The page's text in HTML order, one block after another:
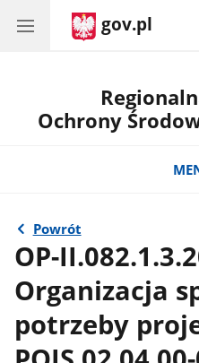
gov.pl
Ochrony
Powrót
OP-
Organizacja
potrzeby